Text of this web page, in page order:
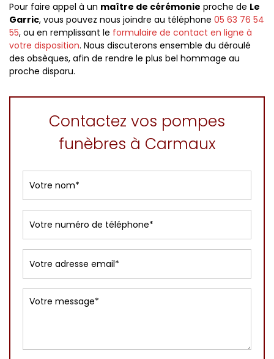
Pour faire appel à un maître de cérémonie proche de Le
Garric, vous pouvez nous joindre au téléphone 05 63 76 54
55, ou en remplissant le formulaire de contact en ligne à
votre disposition. Nous discuterons ensemble du déroulé
des obsèques, afin de rendre le plus bel hommage au
proche disparu.
Contactez vos pompes
funèbres à Carmaux